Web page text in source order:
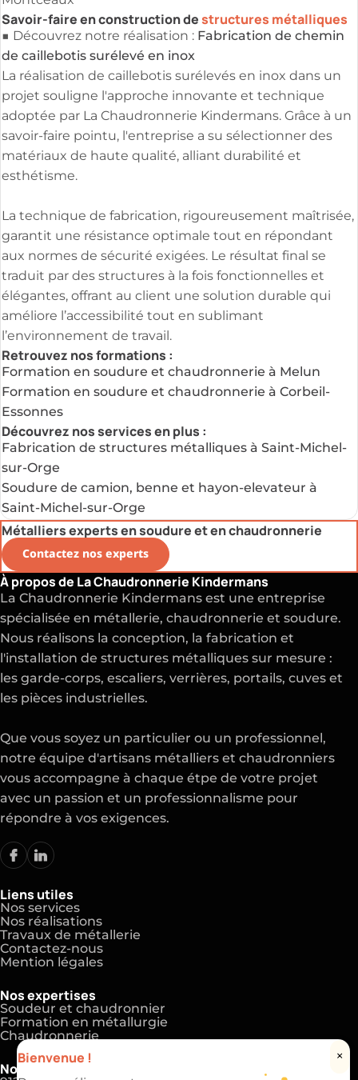
Savoir-faire en construction destructures métalliques
■ Découvrez notre réalisation : Fabrication de chemin
de caillebotis surélevé en inox
La réalisation de caillebotis surélevés en inox dans un
projet souligne l'approche innovante et technique
adoptée par La Chaudronnerie Kindermans. Grâce à un
savoir-faire pointu, l'entreprise a su sélectionner des
matériaux de haute qualité, alliant durabilité et
esthétisme.
La technique de fabrication, rigoureusement maîtrisée,
garantit une résistance optimale tout en répondant
aux normes de sécurité exigées. Le résultat final se
traduit par des structures à la fois fonctionnelles et
élégantes, offrant au client une solution durable qui
améliore l’accessibilité tout en sublimant
l’environnement de travail.
Retrouvez nos formations :
Formation en soudure et chaudronnerie à Melun
Formation en soudure et chaudronnerie à Corbeil-
Essonnes
Découvrez nos services en plus :
Fabrication de structures métalliques à Saint-Michel-
sur-Orge
Soudure de camion, benne et hayon-elevateur à
Saint-Michel-sur-Orge
Métalliers experts en soudure et en chaudronnerie
Contactez nos experts
Bienvenue ! ×
À propos de La Chaudronnerie Kindermans
La Chaudronnerie Kindermans est une entreprise
spécialisée en métallerie, chaudronnerie et soudure.
Nous réalisons la conception, la fabrication et
l'installation de structures métalliques sur mesure :
les garde-corps, escaliers, verrières, portails, cuves et
les pièces industrielles.
Que vous soyez un particulier ou un professionnel,
notre équipe d'artisans métalliers et chaudronniers
vous accompagne à chaque étpe de votre projet
avec un passion et un professionnalisme pour
répondre à vos exigences.
Liens utiles
Nos services
Nos réalisations
Travaux de métallerie
Contactez-nous
Mention légales
Nos expertises
Soudeur et chaudronnier
Formation en métallurgie
Chaudronnerie
Nos coordonnées